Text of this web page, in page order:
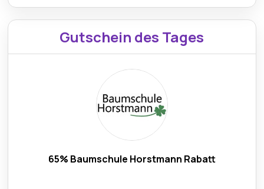
Gutschein des Tages
65% Baumschule Horstmann Rabatt